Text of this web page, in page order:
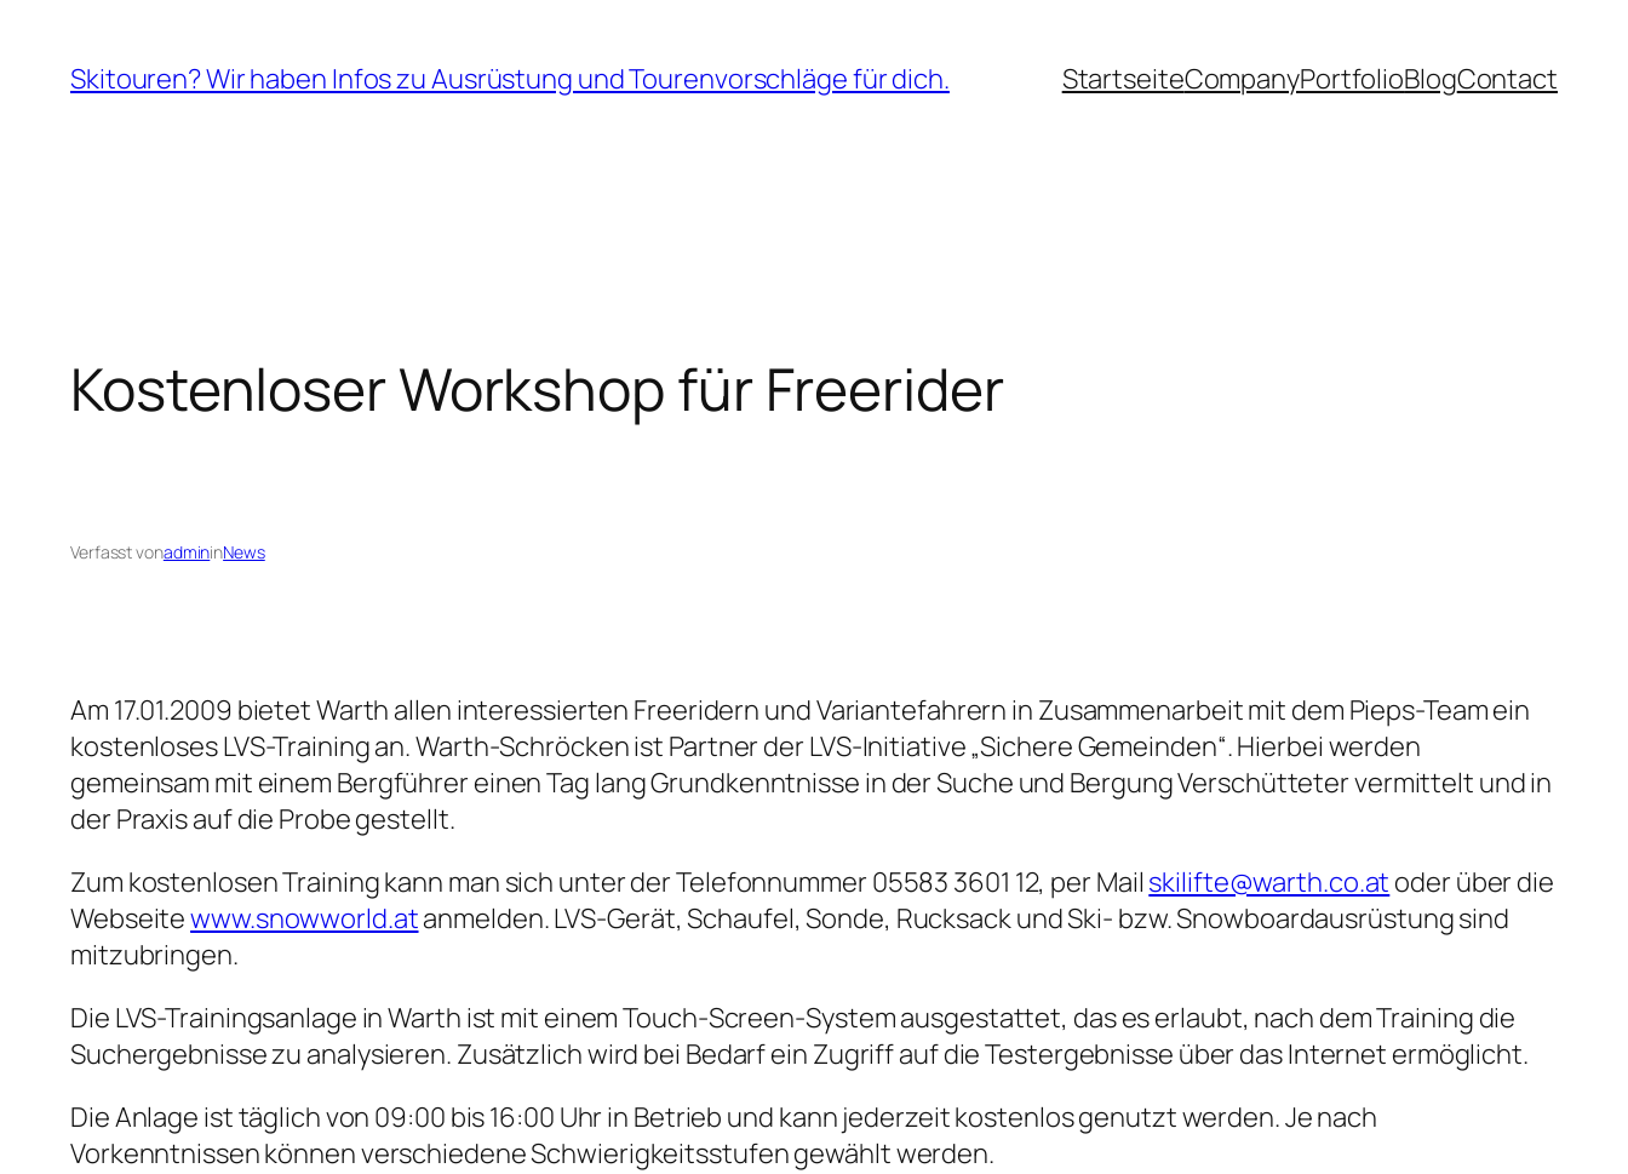
Inhalt
springen
Skitouren? Wir haben Infos zu Ausrüstung und Tourenvorschläge für dich. StartseiteCompanyPortfolioBlogContact
Kostenloser Workshop für Freerider
Verfasst vonadmininNews
Am 17.01.2009 bietet Warth allen interessierten Freeridern und Variantefahrern in Zusammenarbeit mit dem Pieps-Team ein
kostenloses LVS-Training an. Warth-Schröcken ist Partner der LVS-Initiative „Sichere Gemeinden“. Hierbei werden
gemeinsam mit einem Bergführer einen Tag lang Grundkenntnisse in der Suche und Bergung Verschütteter vermittelt und in
der Praxis auf die Probe gestellt.
Zum kostenlosen Training kann man sich unter der Telefonnummer 05583 3601 12, per Mail skilifte@warth.co.at oder über die
Webseitewww.snowworld.atanmelden. LVS-Gerät, Schaufel, Sonde, Rucksack und Ski- bzw. Snowboardausrüstung sind
mitzubringen.
Die LVS-Trainingsanlage in Warth ist mit einem Touch-Screen-System ausgestattet, das es erlaubt, nach dem Training die
Suchergebnisse zu analysieren. Zusätzlich wird bei Bedarf ein Zugriff auf die Testergebnisse über das Internet ermöglicht.
Die Anlage ist täglich von 09:00 bis 16:00 Uhr in Betrieb und kann jederzeit kostenlos genutzt werden. Je nach
Vorkenntnissen können verschiedene Schwierigkeitsstufen gewählt werden.